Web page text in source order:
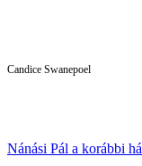
Candice Swanepoel
Nánási Pál a korábbi